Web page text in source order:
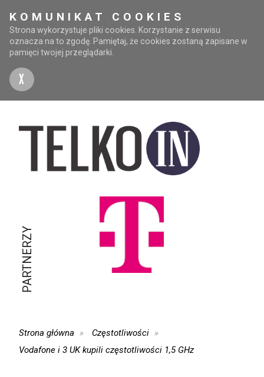
KOMUNIKAT COOKIES
Strona wykorzystuje pliki cookies. Korzystanie z serwisu
oznacza na to zgodę. Pamiętaj, że cookies zostaną zapisane w
pamięci twojej przeglądarki.
X
PARTNERZY
Strona główna
Częstotliwości
Vodafone i 3 UK kupili częstotliwości 1,5 GHz